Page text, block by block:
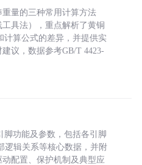
量的三种常用计算方法
工具法），重点解析了黄铜
计算公式的差异，并提供实
议，数据参考GB/T 4423-
脚功能及参数，包括各引脚
逻辑关系等核心数据，并附
配置、保护机制及典型应